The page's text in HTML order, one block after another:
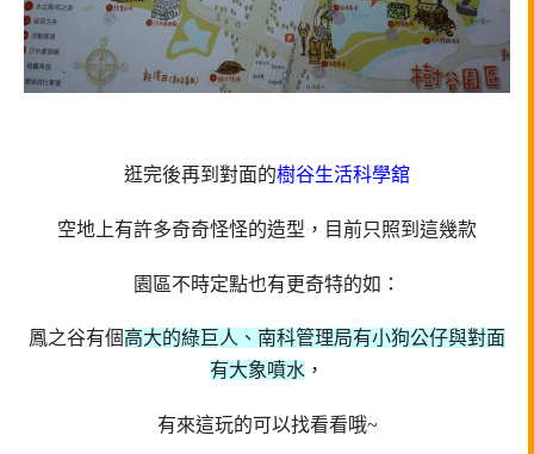
逛完後再到對面的樹谷生活科學舘
空地上有許多奇奇怪怪的造型，目前只照到這幾款
園區不時定點也有更奇特的如：
鳳之谷有個高大的綠巨人、南科管理局有小狗公仔與對面
有大象噴水 ，
有來這玩的可以找看看哦~